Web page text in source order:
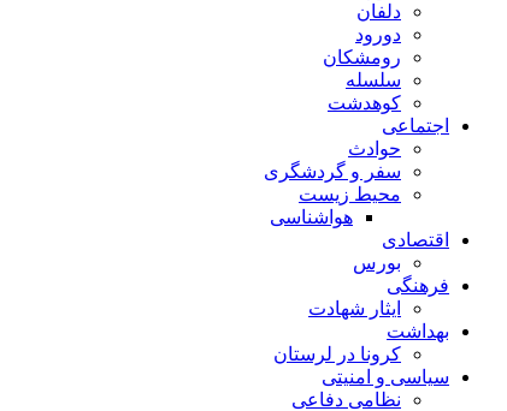
دلفان
دورود
رومشکان
سلسله
کوهدشت
اجتماعی
حوادث
سفر و گردشگری
محیط زیست
هواشناسی
اقتصادی
بورس
فرهنگی
ایثار شهادت
بهداشت
کرونا در لرستان
سیاسی و امنیتی
نظامی دفاعی